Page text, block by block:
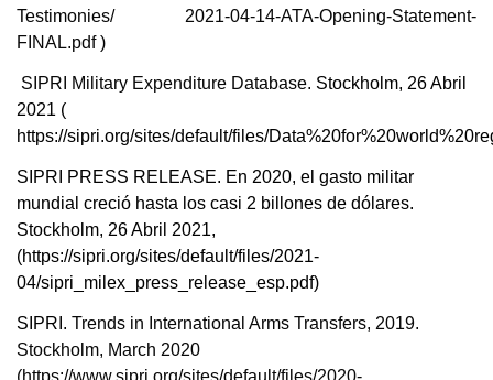
Testimonies/ 2021-04-14-ATA-Opening-Statement-
FINAL.pdf )
SIPRI Military Expenditure Database. Stockholm, 26 Abril
2021 (
https://sipri.org/sites/default/files/
SIPRI PRESS RELEASE. En 2020, el gasto militar
mundial creció hasta los casi 2 billones de dólares.
Stockholm, 26 Abril 2021,
(https://sipri.org/sites/default/files/2021-
04/sipri_milex_press_release_esp.pdf)
SIPRI. Trends in International Arms Transfers, 2019.
Stockholm, March 2020
(https://www.sipri.org/sites/default/files/2020-